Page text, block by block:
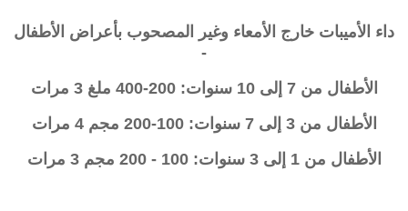
داء الأميبات خارج الأمعاء وغير المصحوب بأعراض الأطفال
-
الأطفال من 7 إلى 10 سنوات: 200-400 ملغ 3 مرات
الأطفال من 3 إلى 7 سنوات: 100-200 مجم 4 مرات
الأطفال من 1 إلى 3 سنوات: 100 - 200 مجم 3 مرات